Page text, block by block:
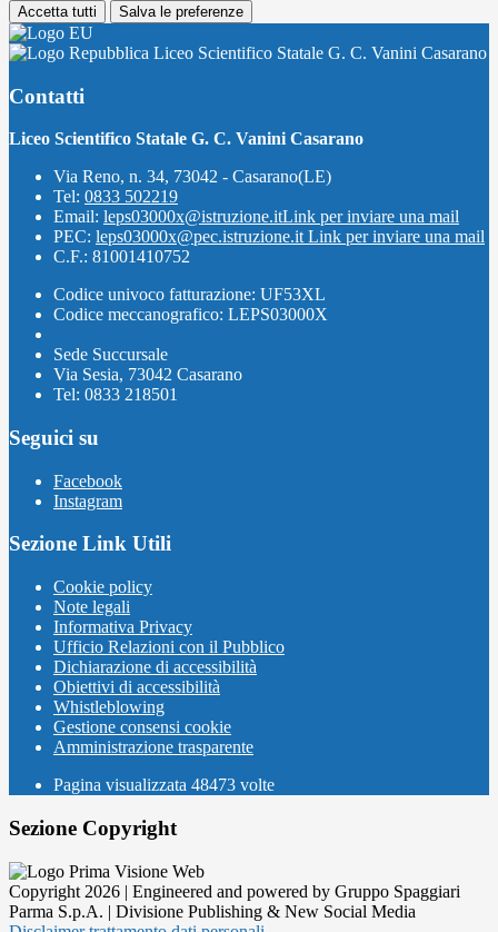
Accetta tutti Salva le preferenze
Liceo Scientifico Statale G. C. Vanini Casarano
Contatti
Liceo Scientifico Statale G. C. Vanini Casarano
Via Reno, n. 34, 73042 - Casarano(LE)
Tel: 0833 502219
Email: leps03000x@istruzione.itLink per inviare una mail
PEC: leps03000x@pec.istruzione.it Link per inviare una mail
C.F.: 81001410752
Codice univoco fatturazione: UF53XL
Codice meccanografico: LEPS03000X
Sede Succursale
Via Sesia, 73042 Casarano
Tel: 0833 218501
Seguici su
Facebook
Instagram
Sezione Link Utili
Cookie policy
Note legali
Informativa Privacy
Ufficio Relazioni con il Pubblico
Dichiarazione di accessibilità
Obiettivi di accessibilità
Whistleblowing
Gestione consensi cookie
Amministrazione trasparente
Pagina visualizzata 48473 volte
Sezione Copyright
Copyright 2026 | Engineered and powered by Gruppo Spaggiari
Parma S.p.A. | Divisione Publishing & New Social Media